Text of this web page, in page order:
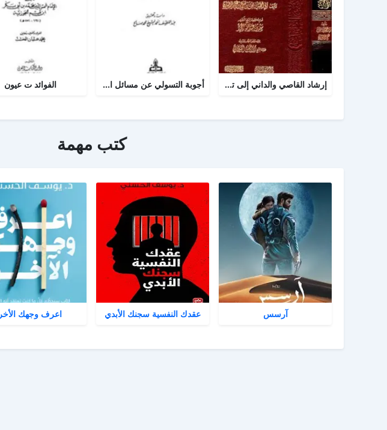
إرشاد القاصي والداني إلى تراجم شيوخ الطبراني أجوبة التسولي عن مسائل الأمير عبد القادر في الجهاد الفوائد ت عيون
كتب مهمة
آرسس عقدك النفسية سجنك الأبدي اعرف وجهك الأخر